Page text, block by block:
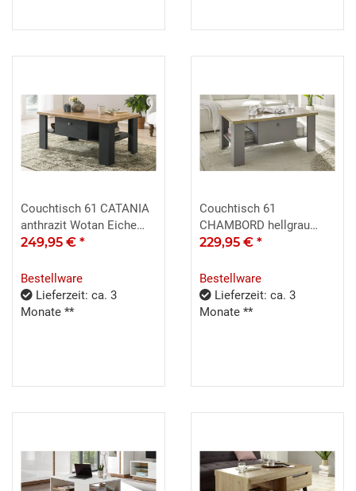
Couchtisch 61 CATANIA
anthrazit Wotan Eiche
Dekor Soft-Close
249,95 € *
Bestellware
Lieferzeit: ca. 3
Monate **
Couchtisch 61
CHAMBORD hellgrau
Artisan Oak
229,95 € *
Bestellware
Lieferzeit: ca. 3
Monate **